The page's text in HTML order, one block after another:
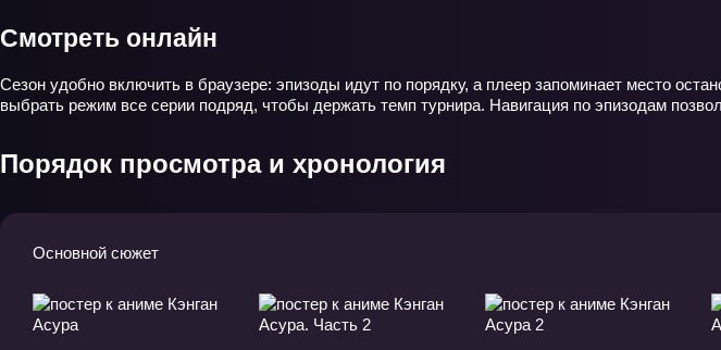
Смотреть онлайн
Сезон удобно включить в браузере: эпизоды идут по порядку, а плеер запоминает место
выбрать режим все серии подряд, чтобы держать темп турнира. Навигация по эпизодам
Порядок просмотра и хронология
Основной сюжет